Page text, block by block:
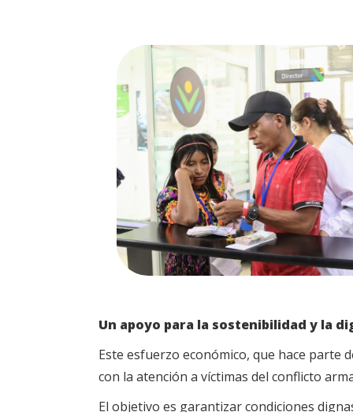
Un apoyo para la sostenibilidad y la
Este esfuerzo económico, que hace
con la atención a víctimas del conflicto
El objetivo es garantizar condiciones